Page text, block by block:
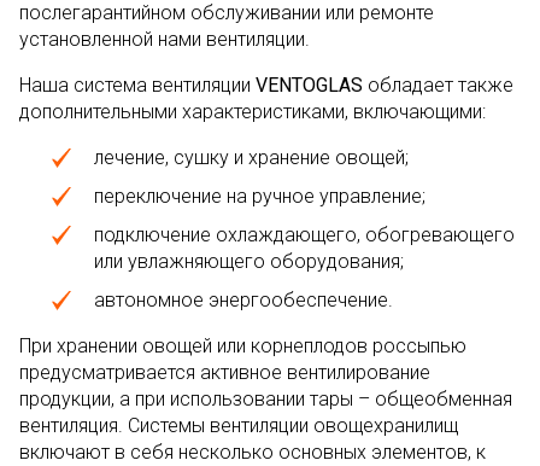
послегарантийном обслуживании или ремонте
установленной нами вентиляции.
Наша система вентиляции VENTOGLAS обладает также
дополнительными характеристиками, включающими:
лечение, сушку и хранение овощей;
переключение на ручное управление;
подключение охлаждающего, обогревающего
или увлажняющего оборудования;
автономное энергообеспечение.
При хранении овощей или корнеплодов россыпью
предусматривается активное вентилирование
продукции, а при использовании тары – общеобменная
вентиляция. Системы вентиляции овощехранилищ
включают в себя несколько основных элементов, к